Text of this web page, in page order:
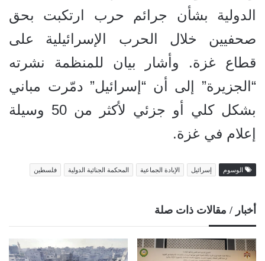
الدولية بشأن جرائم حرب ارتكبت بحق
صحفيين خلال الحرب الإسرائيلية على
قطاع غزة. وأشار بيان للمنظمة نشرته
“الجزيرة” إلى أن “إسرائيل” دمّرت مباني
بشكل كلي أو جزئي لأكثر من 50 وسيلة
إعلام في غزة.
الوسوم إسرائيل الإبادة الجماعية المحكمة الجنائية الدولية فلسطين
أخبار / مقالات ذات صلة